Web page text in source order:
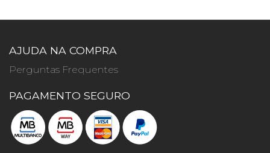
AJUDA NA COMPRA
Perguntas Frequentes
PAGAMENTO SEGURO